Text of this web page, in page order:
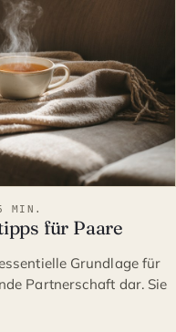
MIN.
für Paare
Grundlage für
Partnerschaft dar. Sie